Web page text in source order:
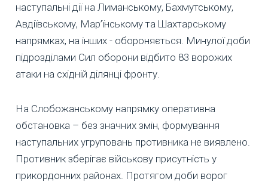
наступальні дії на Лиманському, Бахмутському,
Авдіївському, Мар’їнському та Шахтарському
напрямках, на інших - обороняється. Минулої доби
підрозділами Сил оборони відбито 83 ворожих
атаки на східній ділянці фронту.
На Слобожанському напрямку оперативна
обстановка – без значних змін, формування
наступальних угруповань противника не виявлено.
Противник зберігає військову присутність у
прикордонних районах. Протягом доби ворог